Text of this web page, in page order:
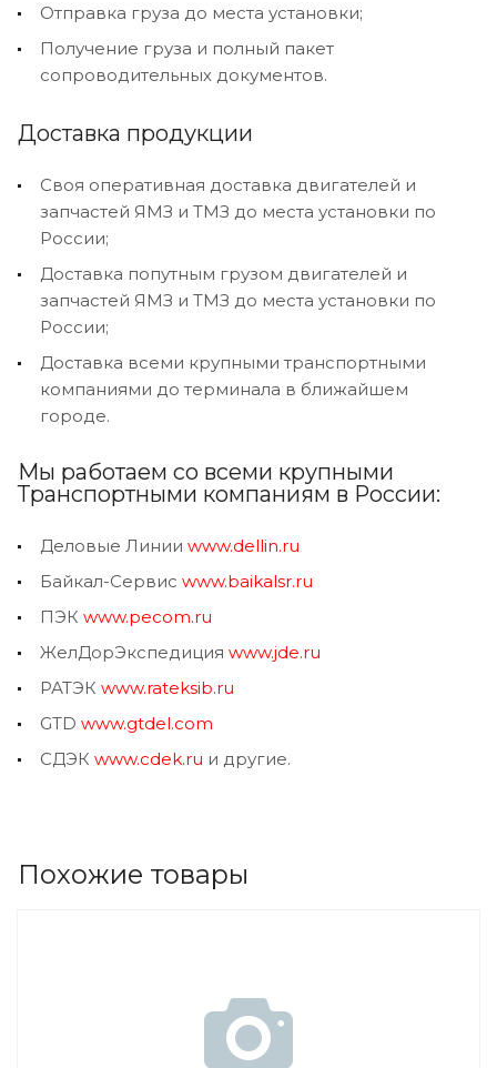
Отправка груза до места установки;
Получение груза и полный пакет
сопроводительных документов.
Доставка продукции
Своя оперативная доставка двигателей и
запчастей ЯМЗ и ТМЗ до места установки по
России;
Доставка попутным грузом двигателей и
запчастей ЯМЗ и ТМЗ до места установки по
России;
Доставка всеми крупными транспортными
компаниями до терминала в ближайшем
городе.
Мы работаем со всеми крупными
Транспортными компаниям в России:
Деловые Линии www.dellin.ru
Байкал-Сервис www.baikalsr.ru
ПЭК www.pecom.ru
ЖелДорЭкспедиция www.jde.ru
РАТЭК www.rateksib.ru
GTD www.gtdel.com
СДЭК www.cdek.ru и другие.
Похожие товары